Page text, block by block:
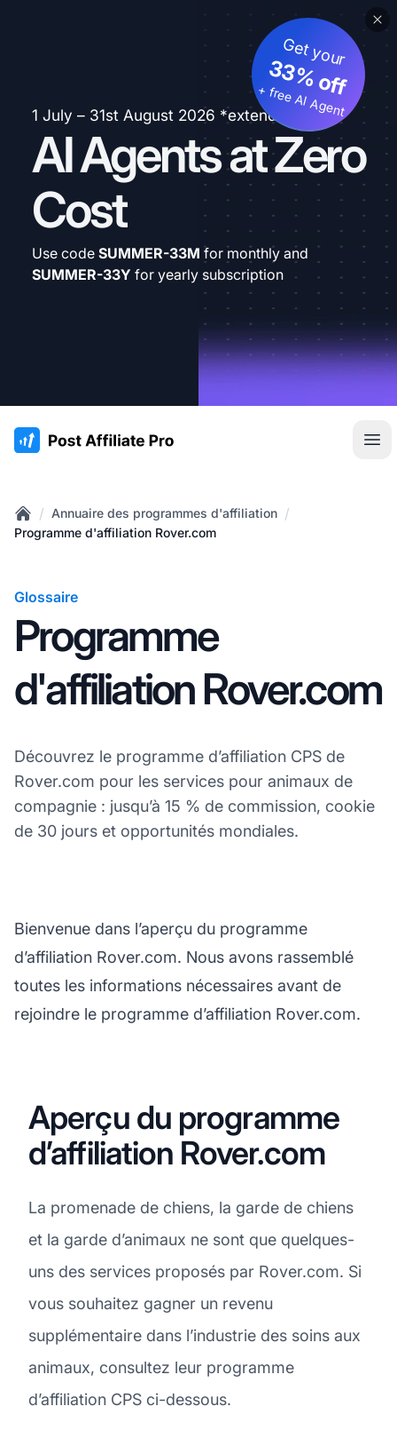
1 July – 31st August 2026 *extended
AI Agents at Zero
Cost
Get your
33% off
+ free AI Agent
Use code SUMMER-33M for monthly and
SUMMER-33Y for yearly subscription
:site.title
Home
/ Annuaire des programmes d'affiliation /
Programme d'affiliation Rover.com
Glossaire
Programme
d'affiliation Rover.com
Découvrez le programme d’affiliation CPS de
Rover.com pour les services pour animaux de
compagnie : jusqu’à 15 % de commission, cookie
de 30 jours et opportunités mondiales.
Bienvenue dans l’aperçu du programme
d’affiliation Rover.com. Nous avons rassemblé
toutes les informations nécessaires avant de
rejoindre le programme d’affiliation Rover.com.
Aperçu du programme
d’affiliation Rover.com
La promenade de chiens, la garde de chiens
et la garde d’animaux ne sont que quelques-
uns des services proposés par Rover.com. Si
vous souhaitez gagner un revenu
supplémentaire dans l’industrie des soins aux
animaux, consultez leur programme
d’affiliation CPS ci-dessous.